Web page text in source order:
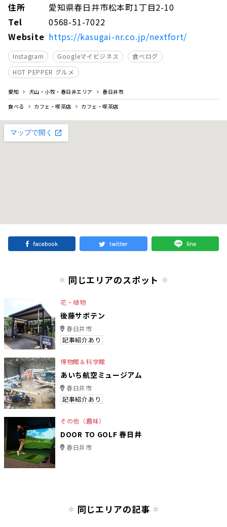
住所
愛知県春日井市松本町1丁目2-10
Tel
0568-51-7022
Website https://kasugai-nr.co.jp/nextfort/
Instagram Googleマイビジネス
食べログ
HOT PEPPER グルメ
愛知 犬山・小牧・春日井エリア
春日井市
食べる
カフェ・喫茶店 カフェ・喫茶店
同じエリアのスポット
花・植物
後藤サボテン
春日井市
記事紹介あり
博物館＆科学館
あいち航空ミュージアム
春日井市
記事紹介あり
その他（趣味）
DOOR TO GOLF 春日井
春日井市
同じエリアの記事